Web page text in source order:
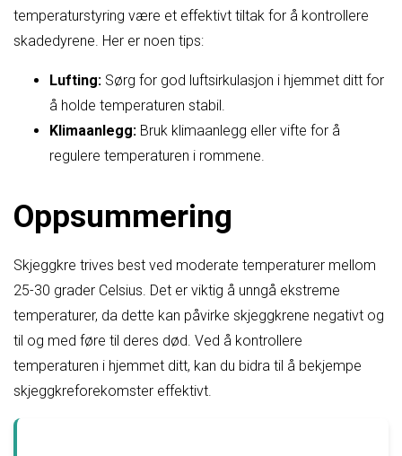
temperaturstyring være et effektivt tiltak for å kontrollere
skadedyrene. Her er noen tips:
Lufting: Sørg for god luftsirkulasjon i hjemmet ditt for
å holde temperaturen stabil.
Klimaanlegg: Bruk klimaanlegg eller vifte for å
regulere temperaturen i rommene.
Oppsummering
Skjeggkre trives best ved moderate temperaturer mellom
25-30 grader Celsius. Det er viktig å unngå ekstreme
temperaturer, da dette kan påvirke skjeggkrene negativt og
til og med føre til deres død. Ved å kontrollere
temperaturen i hjemmet ditt, kan du bidra til å bekjempe
skjeggkreforekomster effektivt.